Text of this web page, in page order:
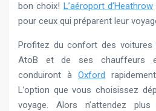
bon choix! L’aéroport d’Heathrow
pour ceux qui préparent leur
Profitez du confort des voitures
AtoB et de ses chauffeurs
conduiront à Oxford
L’option que vous choisissez
voyage. Alors n’attendez